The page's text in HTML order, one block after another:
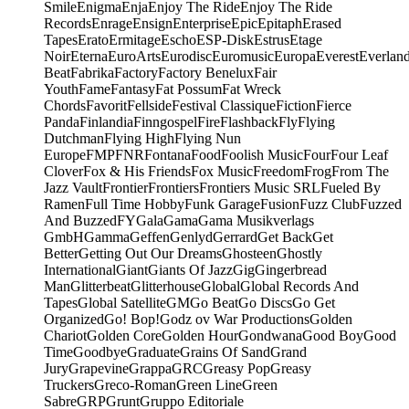
SmileEnigmaEnjaEnjoy The RideEnjoy The Ride
RecordsEnrageEnsignEnterpriseEpicEpitaphErased
TapesEratoErmitageEschoESP-DiskEstrusEtage
NoirEternaEuroArtsEurodiscEuromusicEuropaEverest
BeatFabrikaFactoryFactory BeneluxFair
YouthFameFantasyFat PossumFat Wreck
ChordsFavoritFellsideFestival ClassiqueFictionFierce
PandaFinlandiaFinngospelFireFlashbackFlyFlying
DutchmanFlying HighFlying Nun
EuropeFMPFNRFontanaFoodFoolish MusicFourFour Leaf
CloverFox & His FriendsFox MusicFreedomFrogFrom The
Jazz VaultFrontierFrontiersFrontiers Music SRLFueled By
RamenFull Time HobbyFunk GarageFusionFuzz ClubFuzzed
And BuzzedFYGalaGamaGama Musikverlags
GmbHGammaGeffenGenlydGerrardGet BackGet
BetterGetting Out Our DreamsGhosteenGhostly
InternationalGiantGiants Of JazzGigGingerbread
ManGlitterbeatGlitterhouseGlobalGlobal Records And
TapesGlobal SatelliteGMGo BeatGo DiscsGo Get
OrganizedGo! Bop!Godz ov War ProductionsGolden
ChariotGolden CoreGolden HourGondwanaGood BoyGood
TimeGoodbyeGraduateGrains Of SandGrand
JuryGrapevineGrappaGRCGreasy PopGreasy
TruckersGreco-RomanGreen LineGreen
SabreGRPGruntGruppo Editoriale